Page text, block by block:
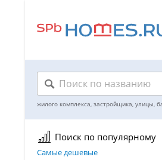
Поиск по популярному
Самые дешевые